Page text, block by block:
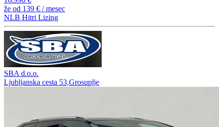
že od 139 € / mesec
NLB Hitri Lizing
SBA d.o.o.
Ljubljanska cesta 53,Grosuplje